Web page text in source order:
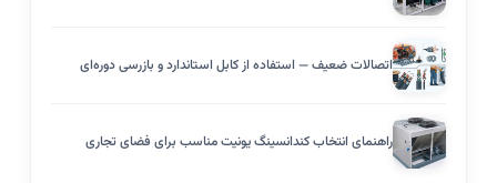
اتصالات ضعیف — استفاده از کابل استاندارد و بازرسی دوره‌ای
راهنمای انتخاب کندانسینگ یونیت مناسب برای فضای تجاری